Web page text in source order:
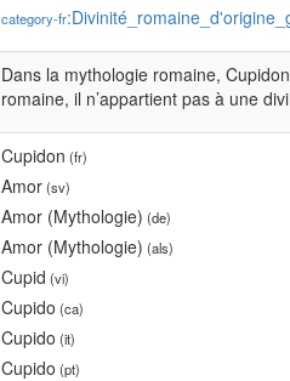
category-fr
Dans la mythologie romaine,
romaine, il n’appartient pas à une
Cupidon (fr)
Amor(sv)
Amor (Mythologie) (de)
Amor (Mythologie) (als)
Cupid (vi)
Cupido (ca)
Cupido (it)
Cupido (pt)